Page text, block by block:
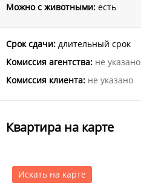
Можно с животными: есть
Срок сдачи: длительный срок
Комиссия агентства: не указано
Комиссия клиента: не указано
Квартира на карте
Искать на карте